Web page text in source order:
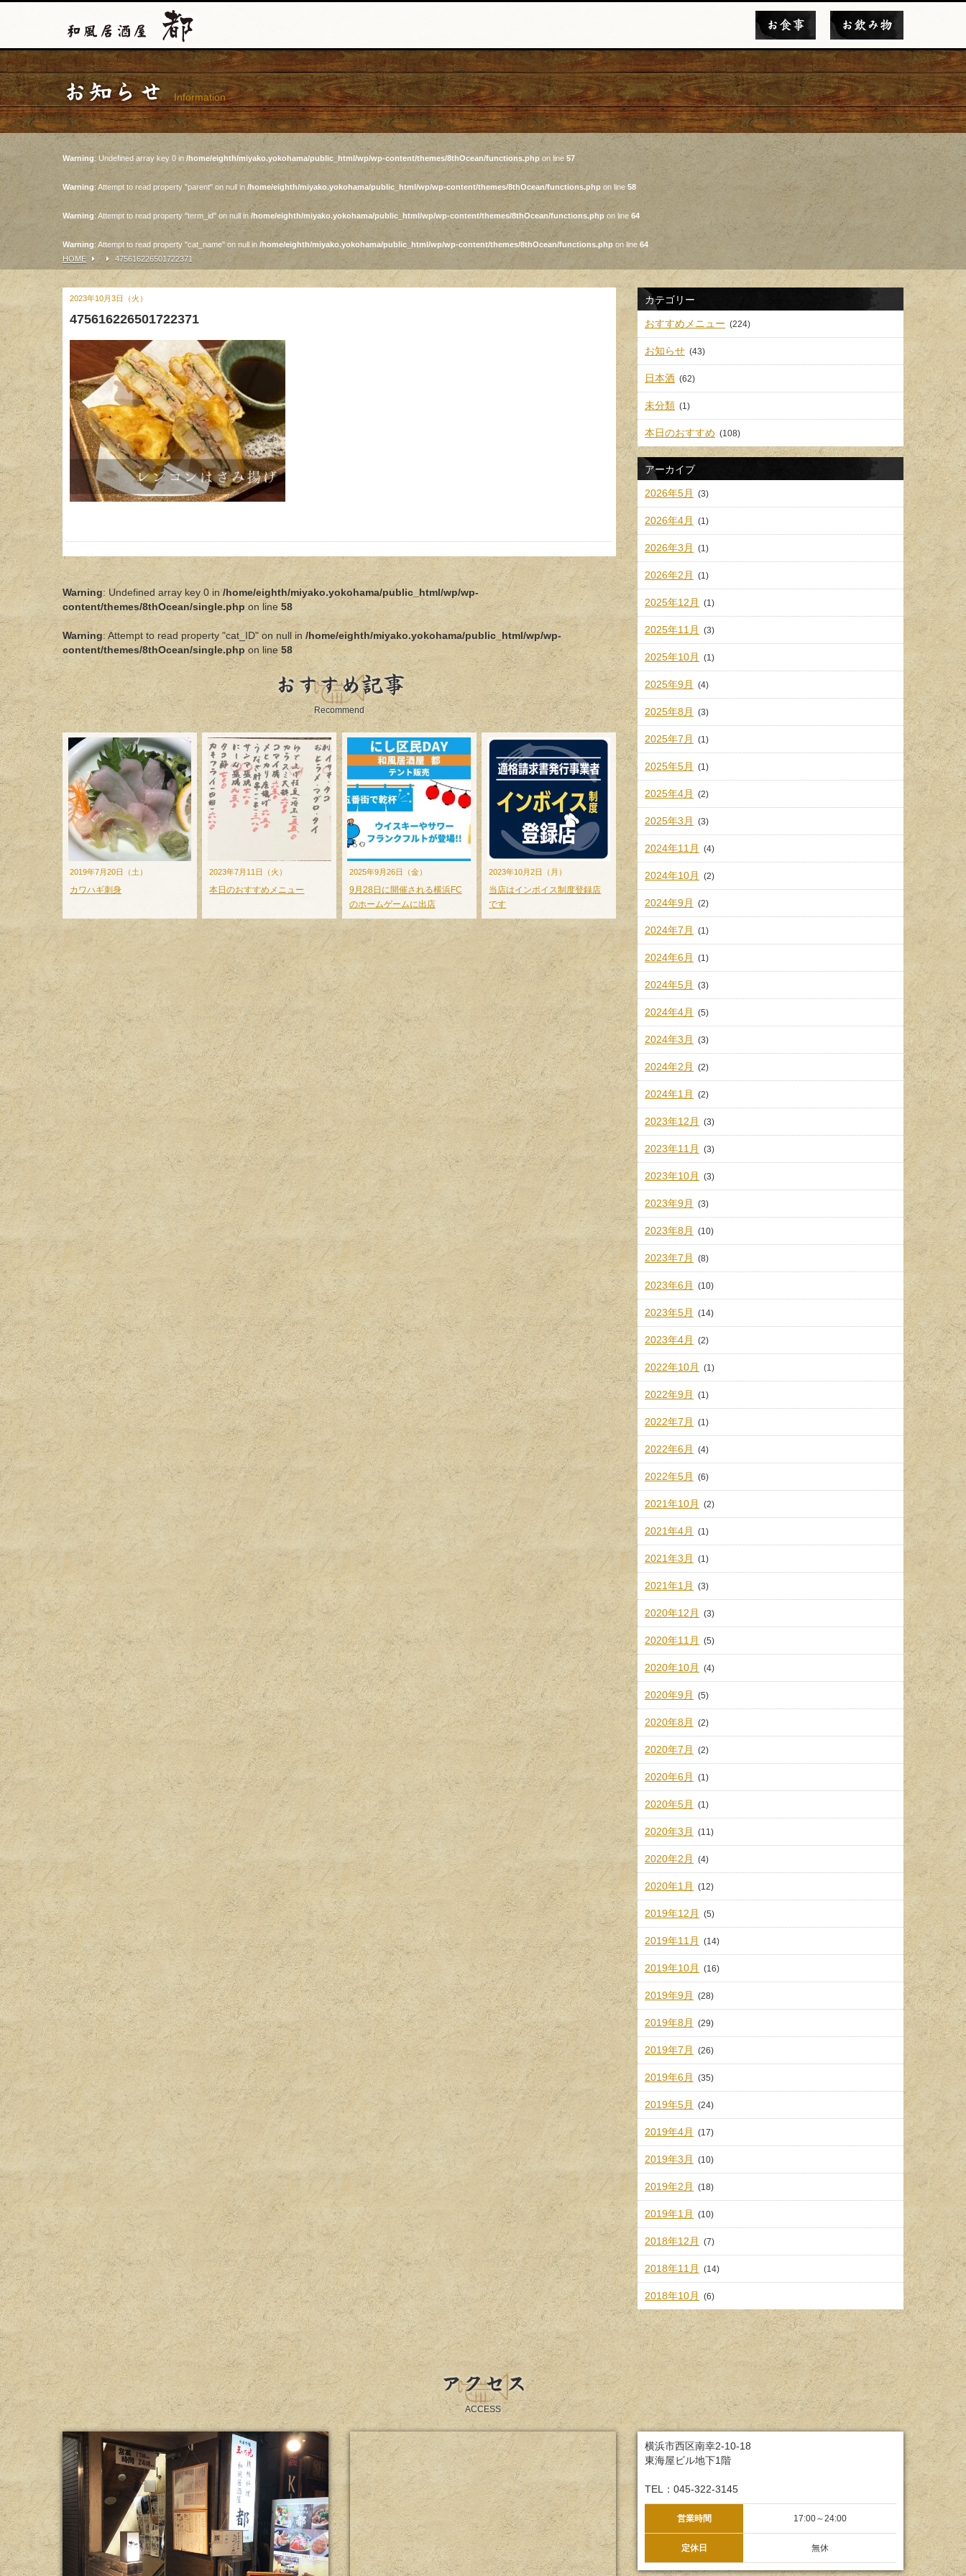
お食事 お飲み物
お知らせ Information
Warning: Undefined array key 0 in /home/eighth/miyako.yokohama/public_html/wp/wp-content/themes/8thOcean/functions.phpon line57
Warning: Attempt to read property "parent" on null in/home/eighth/miyako.yokohama/public_html/wp/wp-content/themes/8thOcean/functions.php on line 58
Warning: Attempt to read property "term_id" on null in/home/eighth/miyako.yokohama/public_html/wp/wp-content/themes/8thOcean/functions.php on line 64
Warning: Attempt to read property "cat_name" on null in /home/eighth/miyako.yokohama/public_html/wp/wp-content/themes/8thOcean/functions.php on line 64
HOME
475616226501722371
2023年10月3日（火）
475616226501722371
Warning: Undefined array key 0 in/home/eighth/miyako.yokohama/public_html/wp/wp-
content/themes/8thOcean/single.phpon line58
Warning: Attempt to read property "cat_ID" on null in /home/eighth/miyako.yokohama/public_html/wp/wp-
content/themes/8thOcean/single.phpon line58
おすすめ記事
Recommend
2019年7月20日（土）
カワハギ刺身
2023年7月11日（火）
本日のおすすめメニュー
2025年9月26日（金）
9月28日に開催される横浜FC
のホームゲームに出店
2023年10月2日（月）
当店はインボイス制度登録店
です
カテゴリー
おすすめメニュー (224)
お知らせ (43)
日本酒 (62)
未分類 (1)
本日のおすすめ (108)
アーカイブ
2026年5月 (3)
2026年4月 (1)
2026年3月 (1)
2026年2月 (1)
2025年12月 (1)
2025年11月 (3)
2025年10月 (1)
2025年9月 (4)
2025年8月 (3)
2025年7月 (1)
2025年5月 (1)
2025年4月 (2)
2025年3月 (3)
2024年11月 (4)
2024年10月 (2)
2024年9月 (2)
2024年7月 (1)
2024年6月 (1)
2024年5月 (3)
2024年4月 (5)
2024年3月 (3)
2024年2月 (2)
2024年1月 (2)
2023年12月 (3)
2023年11月 (3)
2023年10月 (3)
2023年9月 (3)
2023年8月 (10)
2023年7月 (8)
2023年6月 (10)
2023年5月 (14)
2023年4月 (2)
2022年10月 (1)
2022年9月 (1)
2022年7月 (1)
2022年6月 (4)
2022年5月 (6)
2021年10月 (2)
2021年4月 (1)
2021年3月 (1)
2021年1月 (3)
2020年12月 (3)
2020年11月 (5)
2020年10月 (4)
2020年9月 (5)
2020年8月 (2)
2020年7月 (2)
2020年6月 (1)
2020年5月 (1)
2020年3月 (11)
2020年2月 (4)
2020年1月 (12)
2019年12月 (5)
2019年11月 (14)
2019年10月 (16)
2019年9月 (28)
2019年8月 (29)
2019年7月 (26)
2019年6月 (35)
2019年5月 (24)
2019年4月 (17)
2019年3月 (10)
2019年2月 (18)
2019年1月 (10)
2018年12月 (7)
2018年11月 (14)
2018年10月 (6)
アクセス
ACCESS
横浜市西区南幸2-10-18
東海屋ビル地下1階
TEL：045-322-3145
営業時間 17:00～24:00
定休日 無休